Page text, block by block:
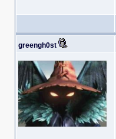
greengh0st